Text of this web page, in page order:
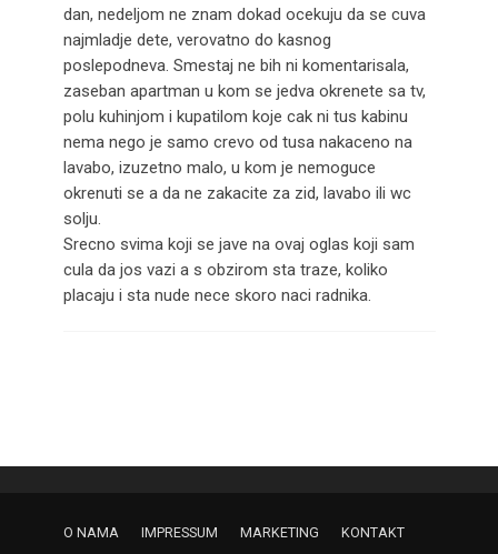
dan, nedeljom ne znam dokad ocekuju da se cuva
najmladje dete, verovatno do kasnog
poslepodneva. Smestaj ne bih ni komentarisala,
zaseban apartman u kom se jedva okrenete sa tv,
polu kuhinjom i kupatilom koje cak ni tus kabinu
nema nego je samo crevo od tusa nakaceno na
lavabo, izuzetno malo, u kom je nemoguce
okrenuti se a da ne zakacite za zid, lavabo ili wc
solju.
Srecno svima koji se jave na ovaj oglas koji sam
cula da jos vazi a s obzirom sta traze, koliko
placaju i sta nude nece skoro naci radnika.
O NAMA IMPRESSUM MARKETING KONTAKT